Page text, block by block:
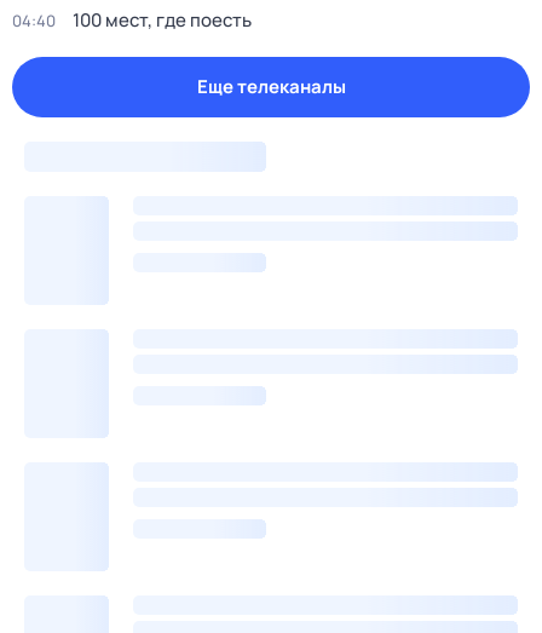
04:40 100 мест, где поесть
Еще телеканалы